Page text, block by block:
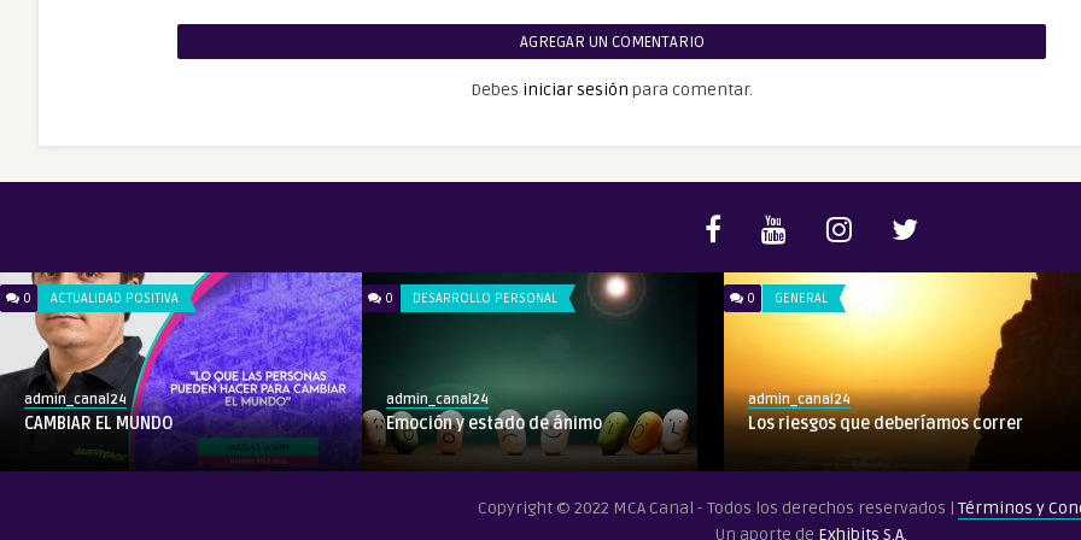
AGREGAR UN COMENTARIO
Debes iniciar sesión para comentar.
0 ACTUALIDAD POSITIVA
admin_canal24
CAMBIAR EL MUNDO
0 DESARROLLO PERSONAL
admin_canal24
Emoción y estado de ánimo
0 GENERAL
admin_canal24
Los riesgos que deberíamos correr
Copyright © 2022 MCA Canal - Todos los derechos reservados | Términos y
Un aporte de Exhibits S.A.